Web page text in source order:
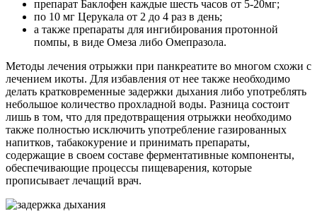
препарат Баклофен каждые шесть часов от 5-20мг;
по 10 мг Церукала от 2 до 4 раз в день;
а также препараты для ингибирования протонной
помпы, в виде Омеза либо Омепразола.
Методы лечения отрыжки при панкреатите во многом схожи с
лечением икоты. Для избавления от нее также необходимо
делать кратковременные задержки дыхания либо употреблять
небольшое количество прохладной воды. Разница состоит
лишь в том, что для предотвращения отрыжки необходимо
также полностью исключить употребление газированных
напитков, табакокурение и принимать препараты,
содержащие в своем составе ферментативные компоненты,
обеспечивающие процессы пищеварения, которые
прописывает лечащий врач.